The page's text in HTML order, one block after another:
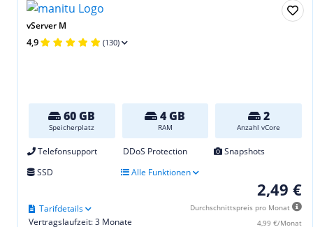
vServer M
4,9 (130)
60 GB
Speicherplatz
4 GB
RAM
2
Anzahl vCore
Telefonsupport DDoS Protection
Snapshots
SSD
Alle Funktionen
2,49 €
Durchschnittspreis pro Monat
4,99 €/Monat
Vertragslaufzeit: 3 Monate
Tarifdetails